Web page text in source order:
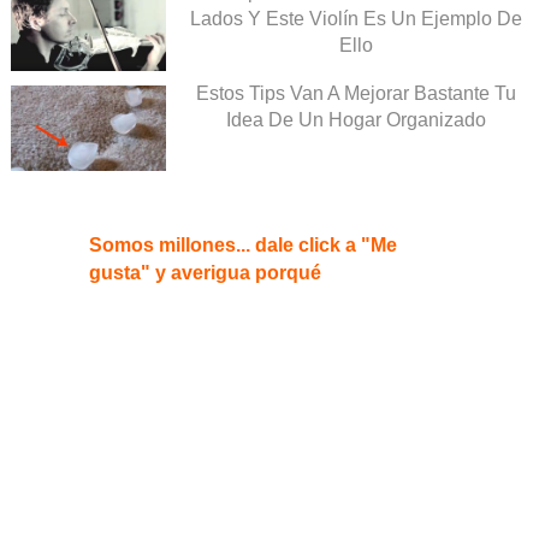
Lados Y Este Violín Es Un Ejemplo De
Ello
Estos Tips Van A Mejorar Bastante Tu
Idea De Un Hogar Organizado
Somos millones... dale click a "Me
gusta" y averigua porqué